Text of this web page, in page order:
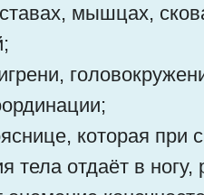
мышцах,
которая при
тела отдаёт в ногу,